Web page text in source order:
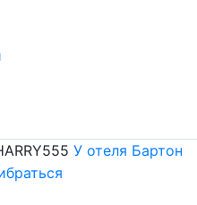
У отеля Бартон